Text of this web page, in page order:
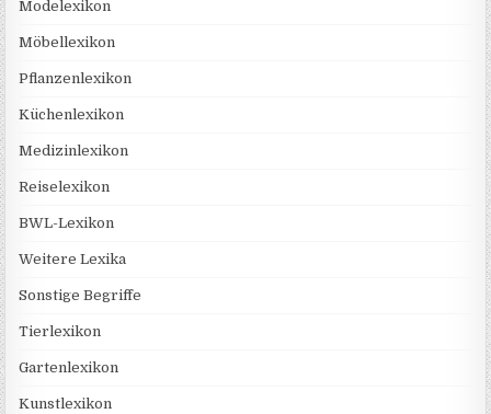
Modelexikon
Möbellexikon
Pflanzenlexikon
Küchenlexikon
Medizinlexikon
Reiselexikon
BWL-Lexikon
Weitere Lexika
Sonstige Begriffe
Tierlexikon
Gartenlexikon
Kunstlexikon